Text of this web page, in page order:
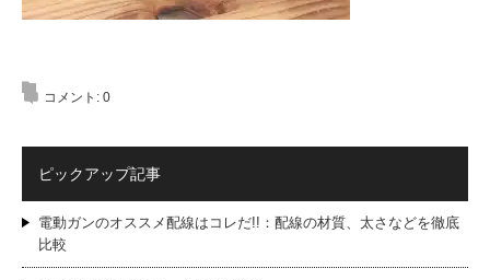
コメント: 0
ピックアップ記事
電動ガンのオススメ配線はコレだ!!：配線の材質、太さなどを徹底
比較